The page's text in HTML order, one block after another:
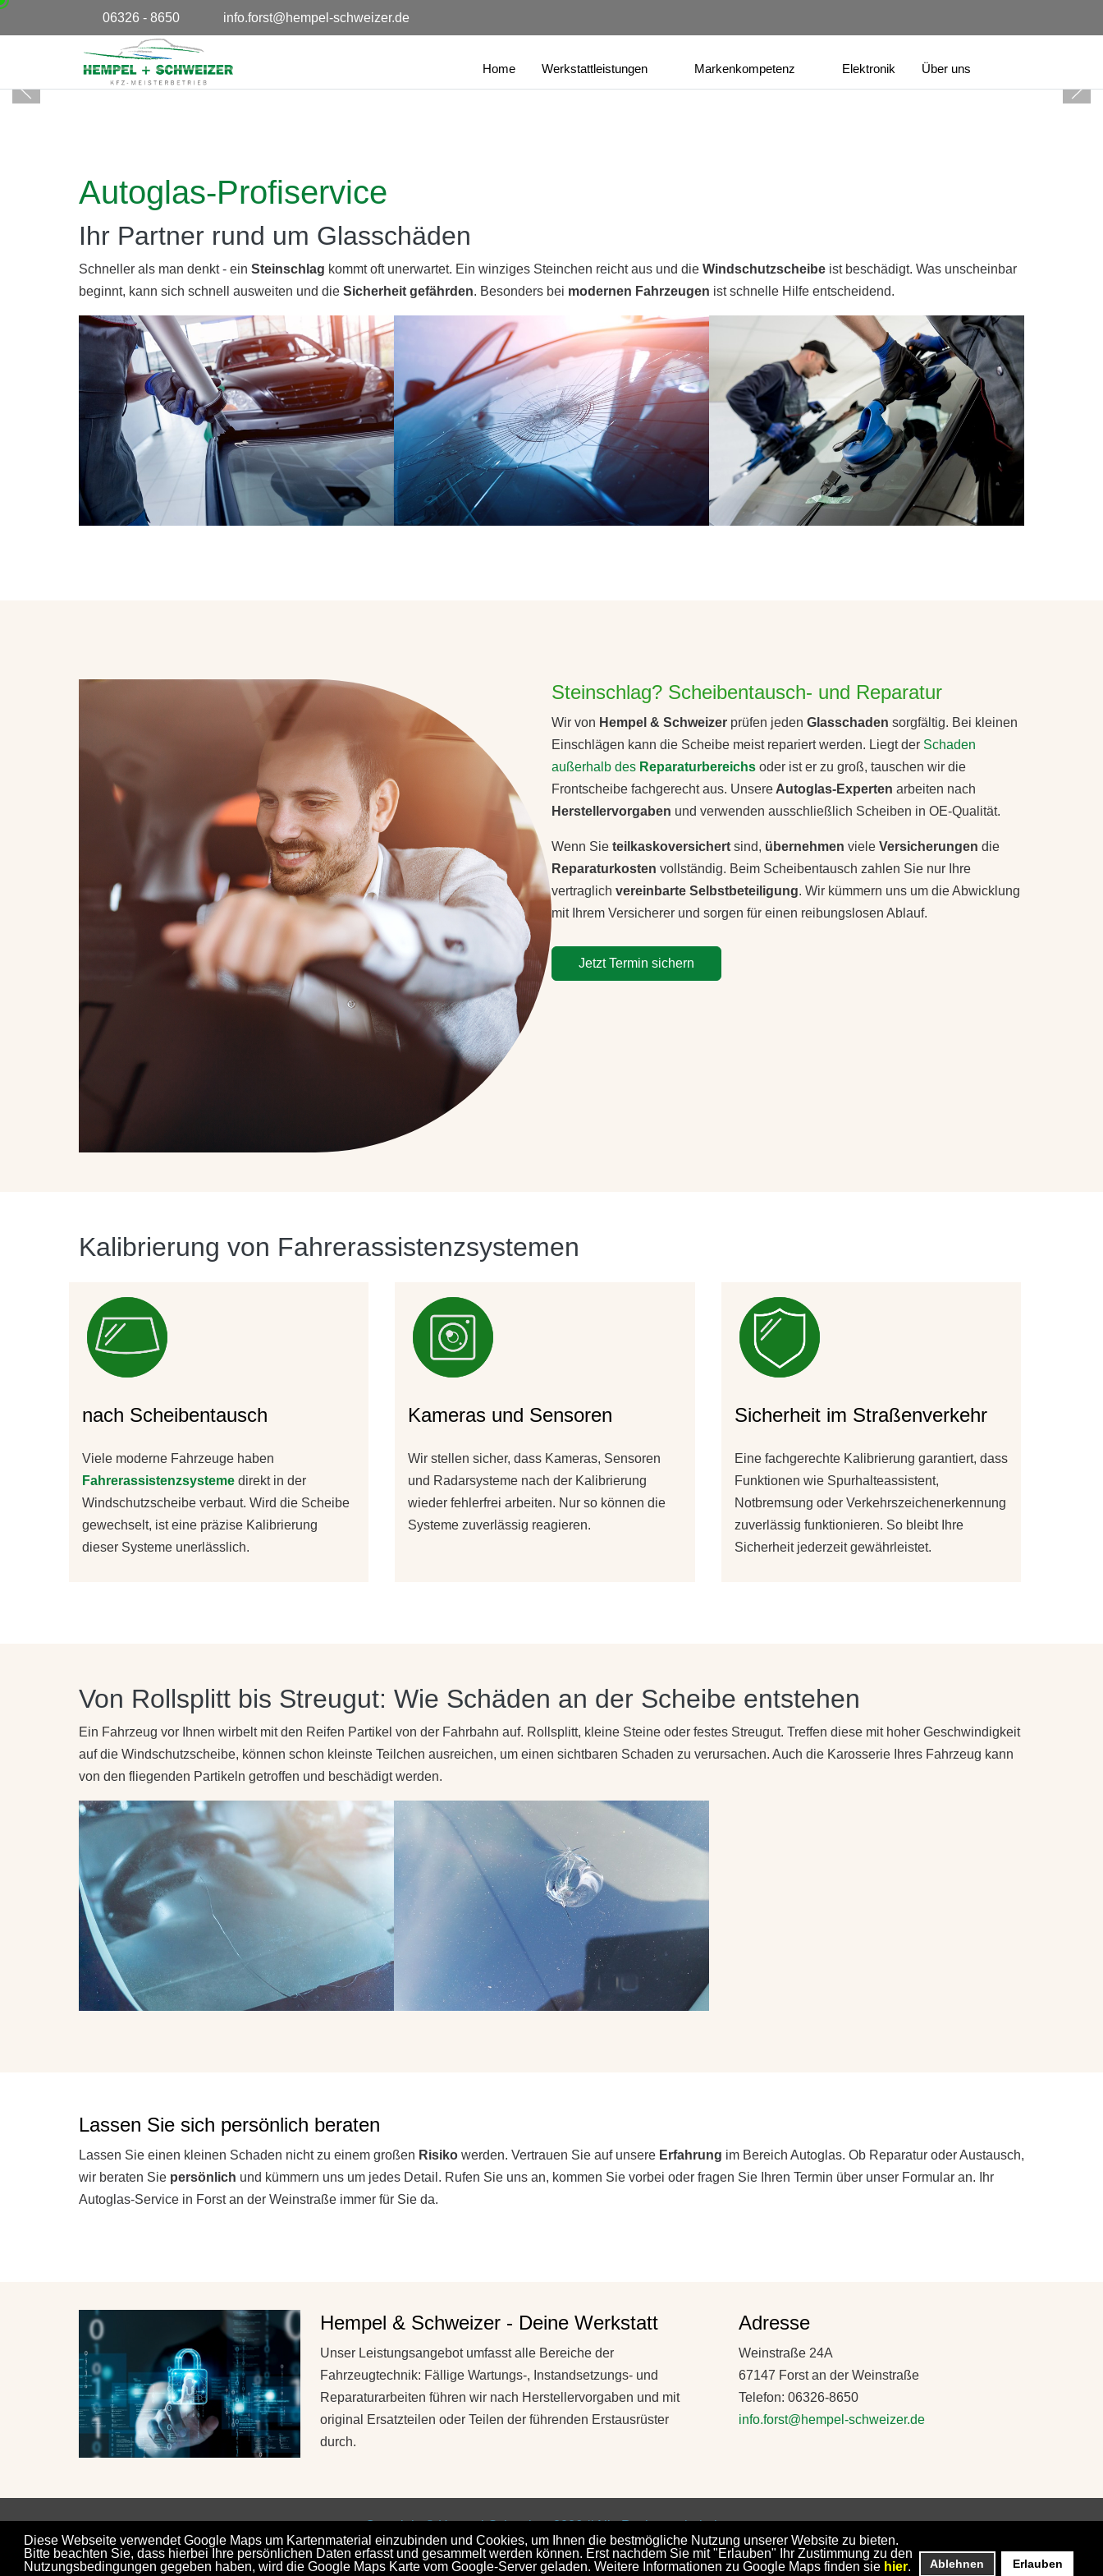
Diese Webseite verwendet Google Maps um Kartenmaterial einzubinden und Cookies, um Ihnen die bestmögliche Nutzung unserer Website zu bieten.
Bitte beachten Sie, dass hierbei Ihre persönlichen Daten erfasst und gesammelt werden können. Erst nachdem Sie mit "Erlauben" Ihr Zustimmung zu den
Nutzungsbedingungen gegeben haben, wird die Google Maps Karte vom Google-Server geladen. Weitere Informationen zu Google Maps finden sie hier.
Ablehnen Erlauben
06326 - 8650 info.forst@hempel-schweizer.de
Home Werkstattleistungen Markenkompetenz Elektronik Über uns
Autoglas-Profiservice
Ihr Partner rund um Glasschäden
Schneller als man denkt - ein Steinschlag kommt oft unerwartet. Ein winziges Steinchen reicht aus und die Windschutzscheibe ist beschädigt. Was unscheinbar
beginnt, kann sich schnell ausweiten und die Sicherheit gefährden. Besonders bei modernen Fahrzeugen ist schnelle Hilfe entscheidend.
Steinschlag? Scheibentausch- und Reparatur
Wir von Hempel & Schweizer prüfen jeden Glasschaden sorgfältig. Bei kleinen
Einschlägen kann die Scheibe meist repariert werden. Liegt der Schaden
außerhalb des Reparaturbereichs oder ist er zu groß, tauschen wir die
Frontscheibe fachgerecht aus. Unsere Autoglas-Experten arbeiten nach
Herstellervorgaben und verwenden ausschließlich Scheiben in OE-Qualität.
Wenn Sie teilkaskoversichert sind, übernehmen viele Versicherungen die
Reparaturkosten vollständig. Beim Scheibentausch zahlen Sie nur Ihre
vertraglich vereinbarte Selbstbeteiligung. Wir kümmern uns um die Abwicklung
mit Ihrem Versicherer und sorgen für einen reibungslosen Ablauf.
Jetzt Termin sichern
Kalibrierung von Fahrerassistenzsystemen
nach Scheibentausch
Viele moderne Fahrzeuge haben
Fahrerassistenzsysteme direkt in der
Windschutzscheibe verbaut. Wird die Scheibe
gewechselt, ist eine präzise Kalibrierung
dieser Systeme unerlässlich.
Kameras und Sensoren
Wir stellen sicher, dass Kameras, Sensoren
und Radarsysteme nach der Kalibrierung
wieder fehlerfrei arbeiten. Nur so können die
Systeme zuverlässig reagieren.
Sicherheit im Straßenverkehr
Eine fachgerechte Kalibrierung garantiert, dass
Funktionen wie Spurhalteassistent,
Notbremsung oder Verkehrszeichenerkennung
zuverlässig funktionieren. So bleibt Ihre
Sicherheit jederzeit gewährleistet.
Von Rollsplitt bis Streugut: Wie Schäden an der Scheibe entstehen
Ein Fahrzeug vor Ihnen wirbelt mit den Reifen Partikel von der Fahrbahn auf. Rollsplitt, kleine Steine oder festes Streugut. Treffen diese mit hoher Geschwindigkeit
auf die Windschutzscheibe, können schon kleinste Teilchen ausreichen, um einen sichtbaren Schaden zu verursachen. Auch die Karosserie Ihres Fahrzeug kann
von den fliegenden Partikeln getroffen und beschädigt werden.
Lassen Sie sich persönlich beraten
Lassen Sie einen kleinen Schaden nicht zu einem großen Risiko werden. Vertrauen Sie auf unsere Erfahrung im Bereich Autoglas. Ob Reparatur oder Austausch,
wir beraten Sie persönlich und kümmern uns um jedes Detail. Rufen Sie uns an, kommen Sie vorbei oder fragen Sie Ihren Termin über unser Formular an. Ihr
Autoglas-Service in Forst an der Weinstraße immer für Sie da.
Hempel & Schweizer - Deine Werkstatt
Unser Leistungsangebot umfasst alle Bereiche der
Fahrzeugtechnik: Fällige Wartungs-, Instandsetzungs- und
Reparaturarbeiten führen wir nach Herstellervorgaben und mit
original Ersatzteilen oder Teilen der führenden Erstausrüster
durch.
Adresse
Weinstraße 24A
67147 Forst an der Weinstraße
Telefon: 06326-8650
info.forst@hempel-schweizer.de
Copyright © Hempel-Schweizer 2026 // Alle Rechte vorbehalten.